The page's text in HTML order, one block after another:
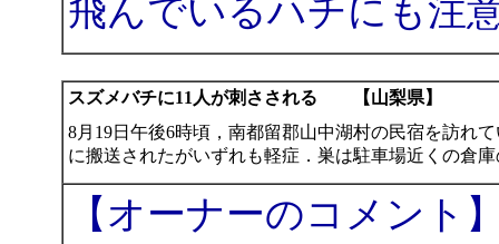
飛んでいるハチにも注
スズメバチに11人が刺さされる 【山梨県】
8月19日午後6時頃，南都留郡山中湖村の民宿を訪れ
に搬送されたがいずれも軽症．巣は駐車場近くの倉
【オーナーのコメント